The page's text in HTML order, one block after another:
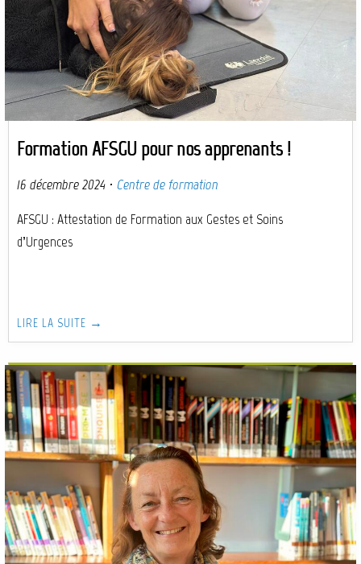
Formation AFSGU pour nos apprenants !
16 décembre 2024 · Centre de formation
AFSGU : Attestation de Formation aux Gestes et Soins
d’Urgences
LIRE LA SUITE →